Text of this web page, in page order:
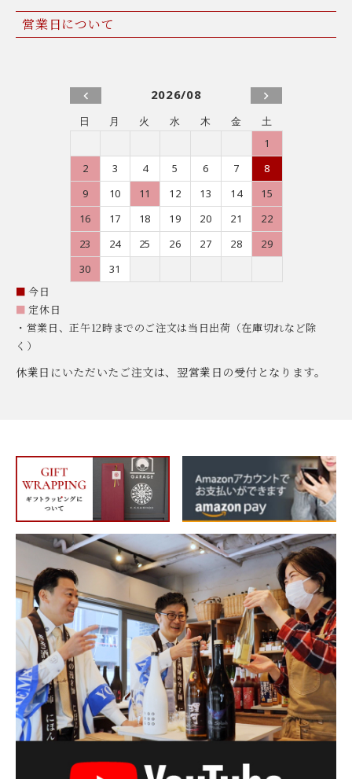
営業日について
2026/08
日 月 火 水 木 金
土
1
2
3 4 5 6 7
8
9
10 11 12 13 14
15
16
17 18 19 20 21
22
23
24 25 26 27 28
29
30
31
■ 今日
■ 定休日
・営業日、正午12時までのご注文は当日出荷（在庫切れなど除
く）
休業日にいただいたご注文は、翌営業日の受付となります。